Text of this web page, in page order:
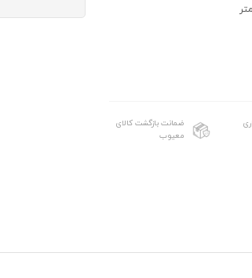
ضمانت بازگشت کالای
معیوب